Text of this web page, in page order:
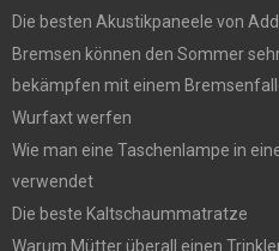
Die besten Akustikpaneele von
Bremsen können den Sommer
bekämpfen mit einem
Wurfaxt werfen
Wie man eine Taschenlampe in
verwendet
Die beste Kaltschaummatratze
Warum Mütter überall einen